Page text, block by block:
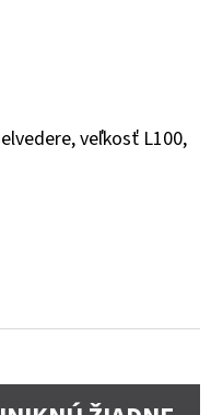
veľkosť L100,